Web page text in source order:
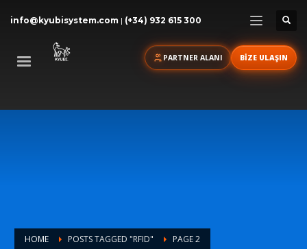
info@kyubisystem.com | (+34) 932 615 300
PARTNER ALANI BİZE ULAŞIN
HOME POSTS TAGGED "RFID" PAGE 2